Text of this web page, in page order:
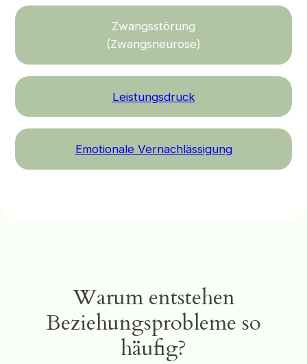
Zwangsstörung
(Zwangsneurose)
Leistungsdruck
Emotionale Vernachlässigung
Warum entstehen
Beziehungsprobleme so
häufig?